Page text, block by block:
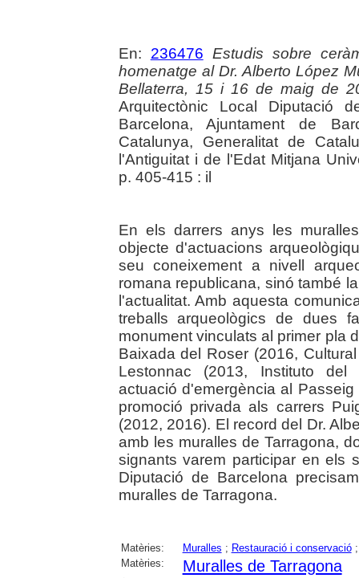
En: 236476 Estudis sobre
homenatge al Dr. Alberto López
Bellaterra, 15 i 16 de maig de
Arquitectònic Local Diputació
Barcelona, Ajuntament de
Catalunya, Generalitat de
l'Antiguitat i de l'Edat Mitjana
p. 405-415 : il
En els darrers anys les
objecte d'actuacions
seu coneixement a nivell
romana republicana, sinó també
l'actualitat. Amb aquesta
treballs arqueològics de dues
monument vinculats al primer pla
Baixada del Roser (2016,
Lestonnac (2013, Instituto del
actuació d'emergència al
promoció privada als carrers
(2012, 2016). El record del Dr.
amb les muralles de Tarragona,
signants varem participar en els
Diputació de Barcelona
muralles de Tarragona.
Matèries: Muralles ; Restauració i conservació
Matèries:
Muralles de Tarragona